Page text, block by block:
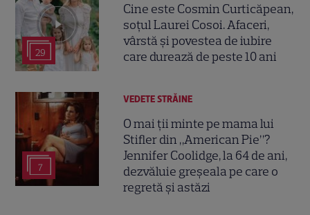
29
Cine este Cosmin Curticăpean,
soțul Laurei Cosoi. Afaceri,
vârstă și povestea de iubire
care durează de peste 10 ani
7
VEDETE STRĂINE
O mai ții minte pe mama lui
Stifler din „American Pie”?
Jennifer Coolidge, la 64 de ani,
dezvăluie greșeala pe care o
regretă și astăzi